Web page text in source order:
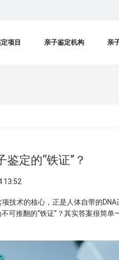
项目 亲子鉴定机构 亲
定的“铁证”？
13:52
技术的核心，正是人体自带的DNA
可推翻的“铁证”？其实答案很简